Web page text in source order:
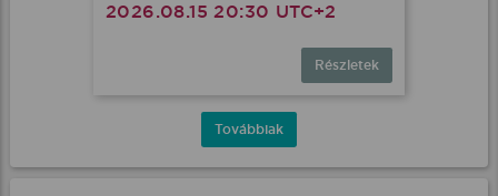
2026.08.15 20:30 UTC+2
Részletek
Továbbiak